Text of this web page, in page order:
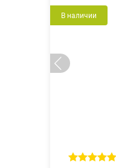
В наличии